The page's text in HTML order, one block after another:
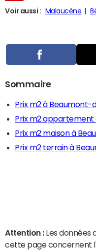
Voir aussi : Malaucène
Sommaire
Prix m2 à Beaumont-
Prix m2
Prix m2 maison à
Prix m2 terrain à
Attention : Les données
cette page concernent